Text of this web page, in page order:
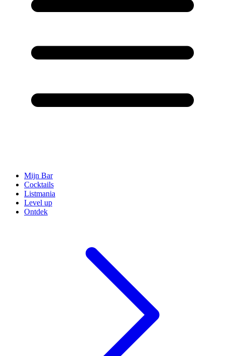
Mijn Bar
Cocktails
Listmania
Level up
Ontdek